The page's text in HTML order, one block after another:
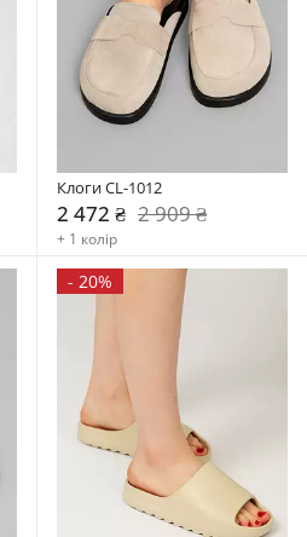
Клоги CL-1012
2 472 ₴ 2 909 ₴
+ 1 колір
- 20%